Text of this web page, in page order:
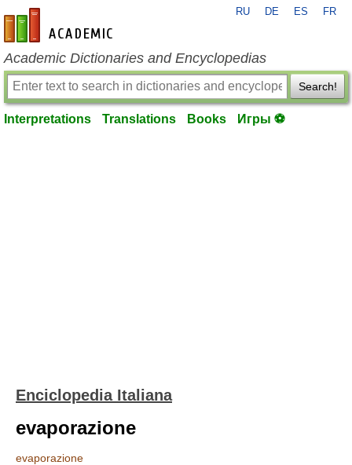
en-academic.com
RU DE ES FR
Academic Dictionaries and Encyclopedias
Search!
Interpretations Translations Books Игры ⚽
Enciclopedia Italiana
evaporazione
evaporazione